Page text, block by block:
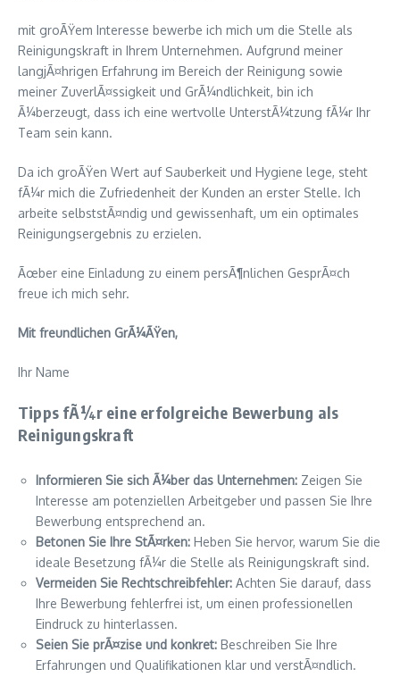
mit groÃŸem Interesse bewerbe ich mich um die Stelle als
Reinigungskraft in Ihrem Unternehmen. Aufgrund meiner
langjÃ¤hrigen Erfahrung im Bereich der Reinigung sowie
meiner ZuverlÃ¤ssigkeit und GrÃ¼ndlichkeit, bin ich
Ã¼berzeugt, dass ich eine wertvolle UnterstÃ¼tzung fÃ¼r Ihr
Team sein kann.
Da ich groÃŸen Wert auf Sauberkeit und Hygiene lege, steht
fÃ¼r mich die Zufriedenheit der Kunden an erster Stelle. Ich
arbeite selbststÃ¤ndig und gewissenhaft, um ein optimales
Reinigungsergebnis zu erzielen.
Ãœber eine Einladung zu einem persÃ¶nlichen GesprÃ¤ch
freue ich mich sehr.
Mit freundlichen GrÃ¼ÃŸen,
Ihr Name
Tipps fÃ¼r eine erfolgreiche Bewerbung als
Reinigungskraft
Informieren Sie sich Ã¼ber das Unternehmen: Zeigen Sie
Interesse am potenziellen Arbeitgeber und passen Sie Ihre
Bewerbung entsprechend an.
Betonen Sie Ihre StÃ¤rken: Heben Sie hervor, warum Sie die
ideale Besetzung fÃ¼r die Stelle als Reinigungskraft sind.
Vermeiden Sie Rechtschreibfehler: Achten Sie darauf, dass
Ihre Bewerbung fehlerfrei ist, um einen professionellen
Eindruck zu hinterlassen.
Seien Sie prÃ¤zise und konkret: Beschreiben Sie Ihre
Erfahrungen und Qualifikationen klar und verstÃ¤ndlich.